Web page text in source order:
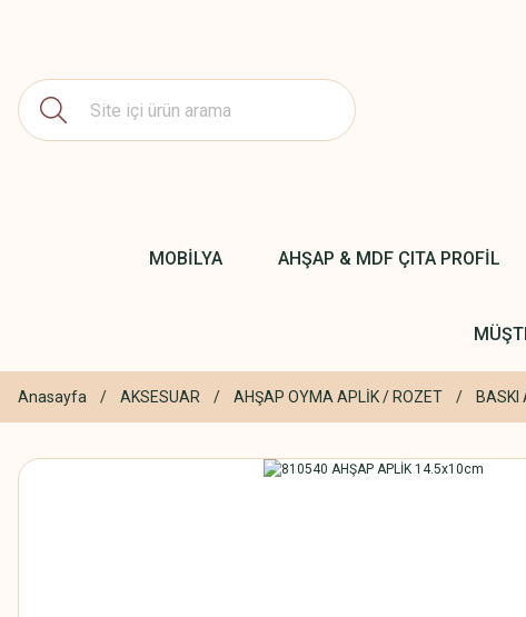
MOBİLYA AHŞAP & MDF ÇITA PROFİL
Anasayfa AKSESUAR AHŞAP OYMA APLİK / ROZET BASKI